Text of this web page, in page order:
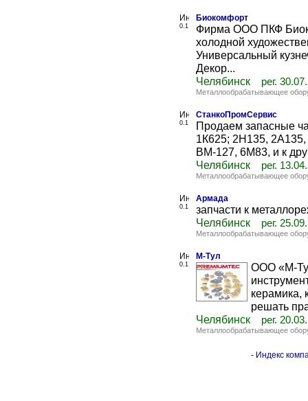
0.1
Биокомфорт
Фирма ООО ПКФ
холодной
Универсальный
Декор...
Челябинск
рег.
Металлообрабатывающее
0.1
СтанкоПромСервис
Продаем запасные
1К625; 2Н135,
ВМ-127, 6М83, и к
Челябинск
рег.
Металлообрабатывающее
0.1
Армада
запчасти к
Челябинск
рег.
Металлообрабатывающее
0.1
М-Тул
ООО «М-
керамика,
решать
Челябинск
рег.
Металлообрабатывающее
- Индекс